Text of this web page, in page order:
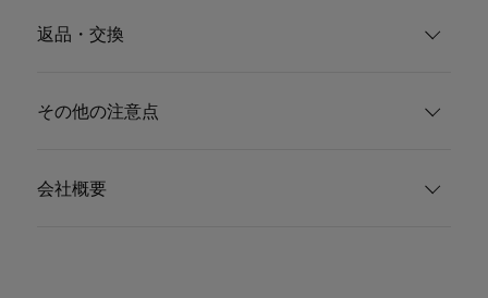
返品・交換
その他の注意点
会社概要